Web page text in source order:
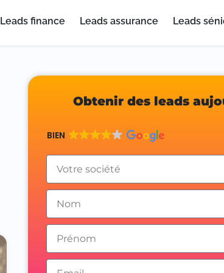
Leads finance Leads assurance Leads
Obtenir des leads
BIEN